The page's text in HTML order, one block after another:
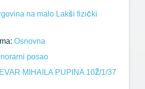
na malo Lakši fizički
Osnovna
posao
MIHAILA PUPINA 10Ž/1/37